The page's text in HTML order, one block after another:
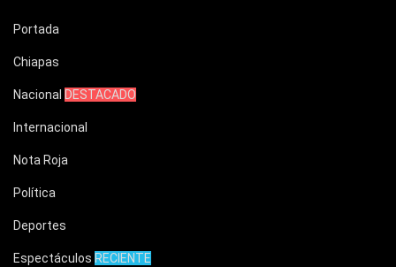
Portada
Chiapas
Nacional DESTACADO
Internacional
Nota Roja
Política
Deportes
Espectáculos RECIENTE